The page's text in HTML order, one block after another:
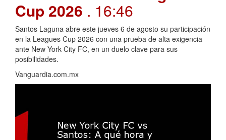
Cup 2026 . 16:46
Santos Laguna abre este jueves 6 de agosto su participación
en la Leagues Cup 2026 con una prueba de alta exigencia
ante New York City FC, en un duelo clave para sus
posibilidades.
Vanguardia.com.mx